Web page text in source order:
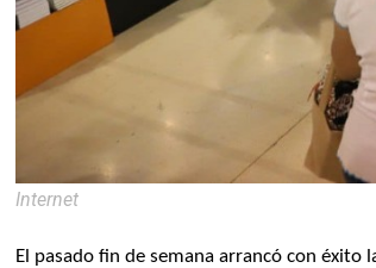
Internet
El pasado fin de semana arrancó con éxito